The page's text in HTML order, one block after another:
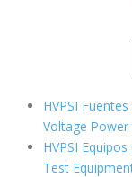
HVPSI
Voltage Power
HVPSI
Test